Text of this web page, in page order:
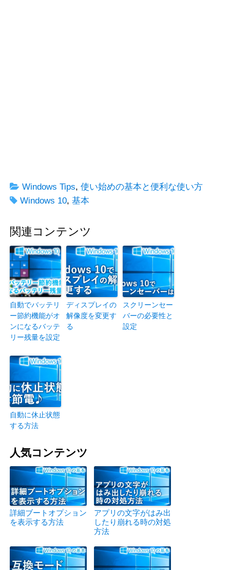
Windows Tips, 使い始めの基本と便利な使い方
Windows 10, 基本
関連コンテンツ
自動でバッテリ
ー節約機能がオ
ンになるバッテ
リー残量を設定
ディスプレイの
解像度を変更す
る
スクリーンセー
バーの必要性と
設定
自動に休止状態
する方法
人気コンテンツ
詳細ブートオプション
を表示する方法
アプリの文字がはみ出
したり崩れる時の対処
方法